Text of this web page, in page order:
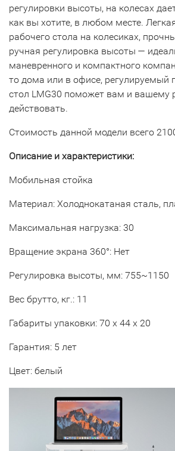
регулировки высоты, на колесах
как вы хотите, в любом месте.
рабочего стола на колесиках,
ручная регулировка высоты —
маневренного и компактного
то дома или в офисе, регулируемый
стол LMG30 поможет вам и вашему
действовать.
Стоимость данной модели всего
Описание и характеристики:
Мобильная стойка
Материал: Холоднокатаная сталь,
Максимальная нагрузка: 30
Вращение экрана 360°: Нет
Регулировка высоты, мм: 755~1150
Вес брутто, кг.: 11
Габариты упаковки: 70 х 44 х 20
Гарантия: 5 лет
Цвет: белый